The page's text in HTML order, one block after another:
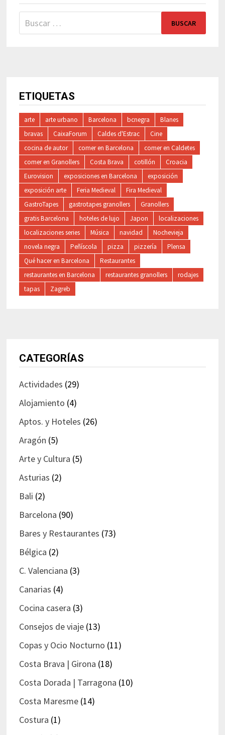
Buscar:
ETIQUETAS
arte arte urbano Barcelona bcnegra
Blanes
bravas
CaixaForum Caldes d'Estrac
Cine
cocina de autor
comer en Barcelona
comer en Caldetes
comer en Granollers
Costa Brava cotillón
Croacia
Eurovision
exposiciones en Barcelona
exposición
exposición arte
Feria Medieval
Fira Medieval
GastroTapes
gastrotapes granollers
Granollers
gratis Barcelona
hoteles de lujo Japon
localizaciones
localizaciones series
Música navidad
Nochevieja
novela negra
Peñíscola pizza pizzería
Plensa
Qué hacer en Barcelona
Restaurantes
restaurantes en Barcelona
restaurantes granollers
rodajes
tapas
Zagreb
CATEGORÍAS
Actividades (29)
Alojamiento (4)
Aptos. y Hoteles (26)
Aragón (5)
Arte y Cultura (5)
Asturias (2)
Bali (2)
Barcelona (90)
Bares y Restaurantes (73)
Bélgica (2)
C. Valenciana (3)
Canarias (4)
Cocina casera (3)
Consejos de viaje(13)
Copas y Ocio Nocturno (11)
Costa Brava | Girona (18)
Costa Dorada | Tarragona (10)
Costa Maresme(14)
Costura (1)